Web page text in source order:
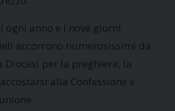
ogni anno e i nove giorni
accorrono numerosissimi da
Diocesi per la preghiera, la
alla Confessione e